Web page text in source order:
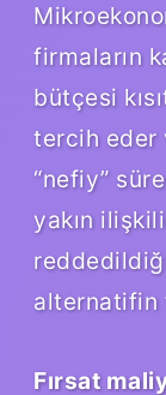
firmaların
bütçesi
tercih eder
“nefiy”
yakın
alternatifin
Fırsat